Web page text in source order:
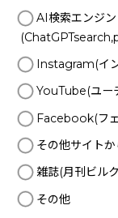
AI検索エンジン
Instagram(イ
YouTube(ユー
Facebook(フ
その他サイト
雑誌(月刊ビル
その他